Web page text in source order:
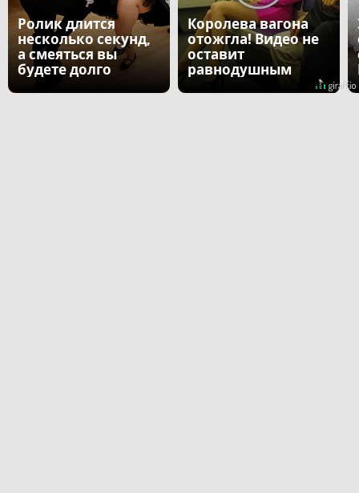
Ролик длится
несколько секунд,
а смеяться вы
будете долго
Королева вагона
отожгла! Видео не
оставит
равнодушным